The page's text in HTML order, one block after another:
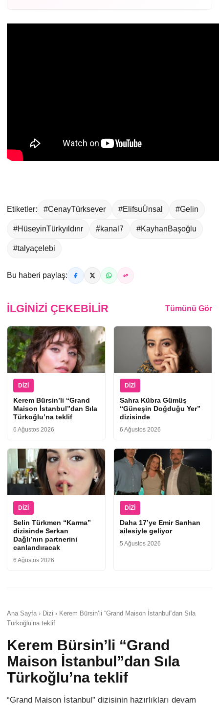
Etiketler: #CenayTürksever #ElifsuÜnsal #Gelin
#HüseyinTürkyıldırır #kanal7 #KayhanBaşoğlu
#talyaçelebi
Bu haberi paylaş:
İLGINIZI ÇEKEBILIR Tümünü Gör
DIZI
Kerem Bürsin’li “Grand
Maison İstanbul”dan Sıla
Türkoğlu’na teklif
6 Ağustos 2026
DIZI
Sahra Kübra Gümüş
“Güneşin Doğduğu Yer”
dizisinde
6 Ağustos 2026
DIZI
Selin Türkmen “Karma”
dizisinde Serkan
Dağlı’nın partnerini
canlandıracak
6 Ağustos 2026
DIZI
Daha 17’ye Emir Sarıhan
ailesiyle geliyor
5 Ağustos 2026
Ana Sayfa › Dizi › Kerem Bürsin’li “Grand Maison İstanbul”dan Sıla
Türkoğlu’na teklif
Kerem Bürsin’li “Grand
Maison İstanbul”dan Sıla
Türkoğlu’na teklif
“Grand Maison İstanbul” dizisinin hazırlıkları devam